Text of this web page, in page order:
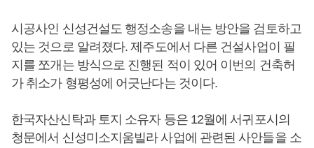
시공사인 신성건설도 행정소송을 내는 방안을 검토하고
있는 것으로 알려졌다. 제주도에서 다른 건설사업이 필
지를 쪼개는 방식으로 진행된 적이 있어 이번의 건축허
가 취소가 형평성에 어긋난다는 것이다.
한국자산신탁과 토지 소유자 등은 12월에 서귀포시의
청문에서 신성미소지움빌라 사업에 관련된 사안들을 소